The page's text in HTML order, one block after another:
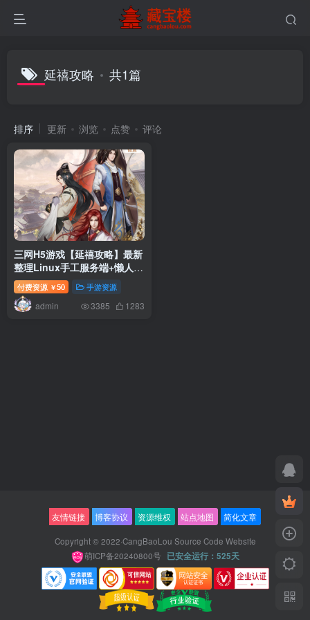
延禧攻略 共1篇
排序 更新 浏览 点赞 评论
三网H5游戏【延禧攻略】最新
整理Linux手工服务端+懒人助
手+运营后台+搭建教程
付费资源 ￥50 手游资源
admin 3385 1283
友情链接 博客协议 资源维权 站点地图 简化文章
Copyright © 2022·CangBaoLou Source Code Website
萌ICP备20240800号 已安全运行：525天